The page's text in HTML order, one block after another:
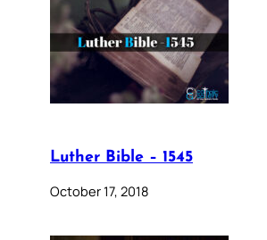
Luther Bible – 1545
October 17, 2018